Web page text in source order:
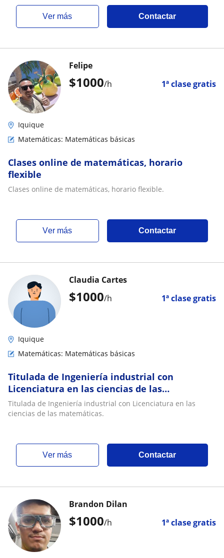
ver más Contactar
$1000/h 1ª clase gratis
Felipe
Iquique
Matemáticas: Matemáticas básicas
Clases online de matemáticas, horario
flexible
Clases online de matemáticas, horario flexible.
ver más Contactar
$1000/h 1ª clase gratis
Claudia Cartes
Iquique
Matemáticas: Matemáticas básicas
Titulada de Ingeniería industrial con
Licenciatura en las ciencias de las
matemáticas
Titulada de Ingeniería industrial con Licenciatura en las
ciencias de las matemáticas.
ver más Contactar
$1000/h 1ª clase gratis
Brandon Dilan